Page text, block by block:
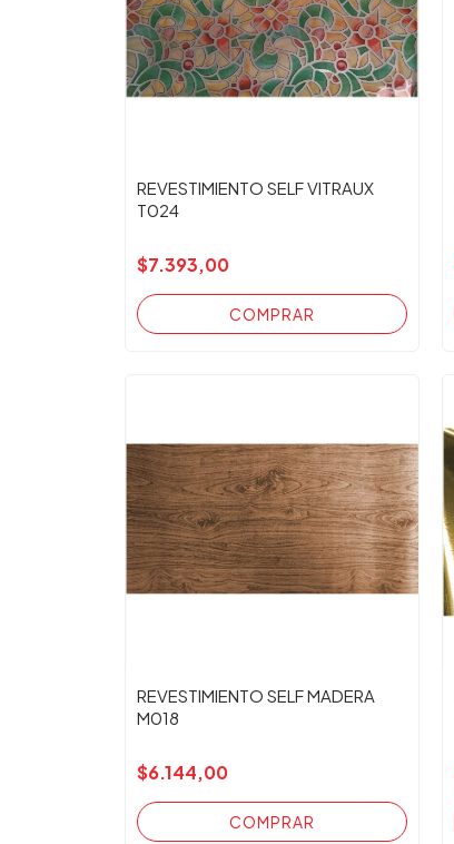
REVESTIMIENTO SELF VITRAUX
T024
$7.393,00
REVESTIMIENTO SELF MADERA
M018
$6.144,00